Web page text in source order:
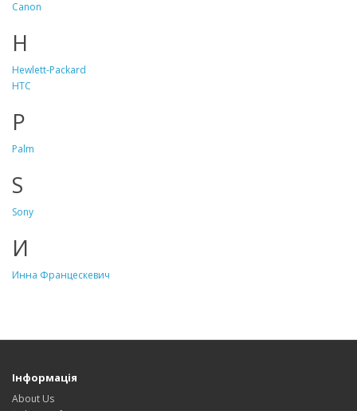
Canon
H
Hewlett-Packard
HTC
P
Palm
S
Sony
И
Инна Францескевич
Інформація
About Us